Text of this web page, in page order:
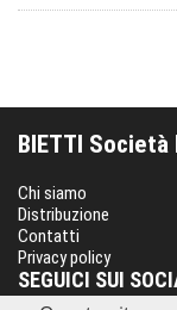
BIETTI
Chi siamo
Distribuzione
Contatti
Privacy policy
SEGUICI SUI